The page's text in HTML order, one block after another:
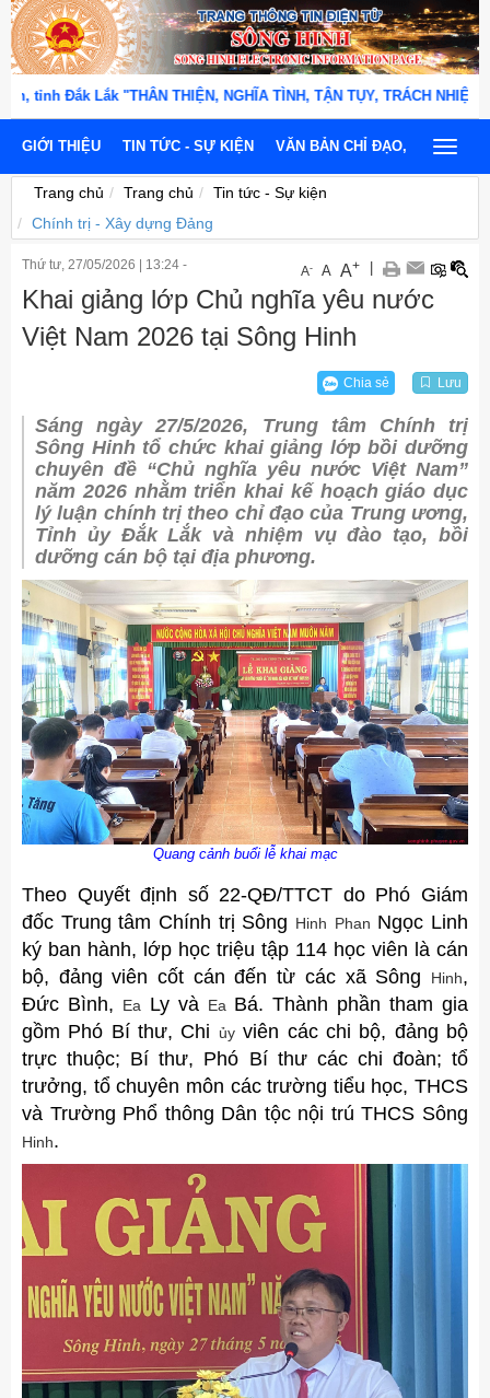
Lắk "THÂN THIỆN, NGHĨA TÌNH, TẬN TỤY, TRÁCH NHIỆM, KỶ
GIỚI THIỆU TIN TỨC - SỰ KIỆN VĂN BẢN CHỈ ĐẠO, ĐIỀU HÀNH
Toggle
Trang chủ Trang chủ
Tin tức - Sự kiện
Chính trị - Xây dựng Đảng
Thứ tư, 27/05/2026 13:24 - A- A A+
Khai giảng lớp Chủ nghĩa yêu nước
Việt Nam 2026 tại Sông Hinh
Chia sẻ Lưu
Sáng ngày 27/5/2026, Trung tâm Chính trị
Sông Hinh tổ chức khai giảng lớp bồi dưỡng
chuyên đề “Chủ nghĩa yêu nước Việt Nam”
năm 2026 nhằm triển khai kế hoạch giáo dục
lý luận chính trị theo chỉ đạo của Trung ương,
Tỉnh ủy Đắk Lắk và nhiệm vụ đào tạo, bồi
dưỡng cán bộ tại địa phương.
Quang cảnh buổi lễ khai mạc
Theo Quyết định số 22-QĐ/TTCT do Phó Giám
đốc Trung tâm Chính trị Sông Hinh Phan Ngọc Linh
ký ban hành, lớp học triệu tập 114 học viên là cán
bộ, đảng viên cốt cán đến từ các xã Sông
Hinh,
Đức Bình,
EaLy và EaBá. Thành phần tham gia
gồm Phó Bí thư, Chi
ủyviên các chi bộ, đảng bộ
trực thuộc; Bí thư, Phó Bí thư các chi đoàn; tổ
trưởng, tổ chuyên môn các trường tiểu học, THCS
và Trường Phổ thông Dân tộc nội trú THCS Sông
Hinh.